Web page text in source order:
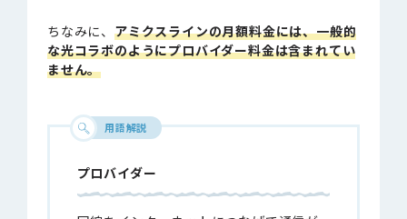
ちなみに、 アミクスラインの月額料金には、一般的
な光コラボのようにプロバイダー料金は含まれてい
ません。
用語解説
プロバイダー